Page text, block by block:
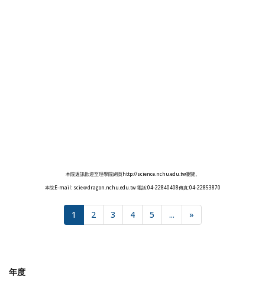
本院週訊歡迎至理學院網頁http://science.nchu.edu.tw瀏覽。
本院E-mail: scie＠dragon.nchu.edu.tw 電話:04-22840408傳真:04-22853870
1 2 3 4 5 ... »
年度